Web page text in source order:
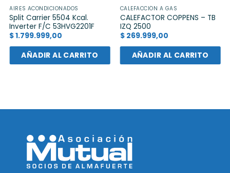
AIRES ACONDICIONADOS
Split Carrier 5504 Kcal.
Inverter F/C 53HVG2201F
$1.799.999,00
AÑADIR AL CARRITO
CALEFACCIÓN A GAS
CALEFACTOR COPPENS – TB
IZQ 2500
$269.999,00
AÑADIR AL CARRITO